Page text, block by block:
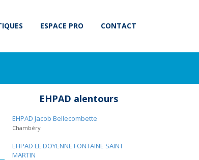
ESPACE PRO CONTACT
EHPAD alentours
EHPAD Jacob Bellecombette
Chambéry
EHPAD LE DOYENNE FONTAINE SAINT
MARTIN